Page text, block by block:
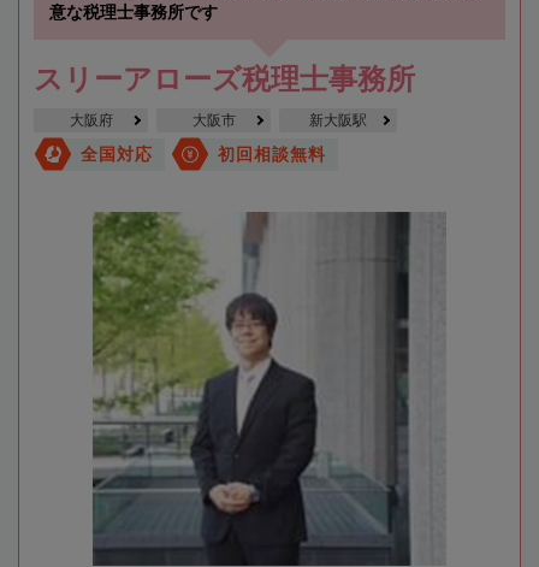
意な税理士事務所です
スリーアローズ税理士事務所
大阪府 大阪市 新大阪駅
全国対応 初回相談無料